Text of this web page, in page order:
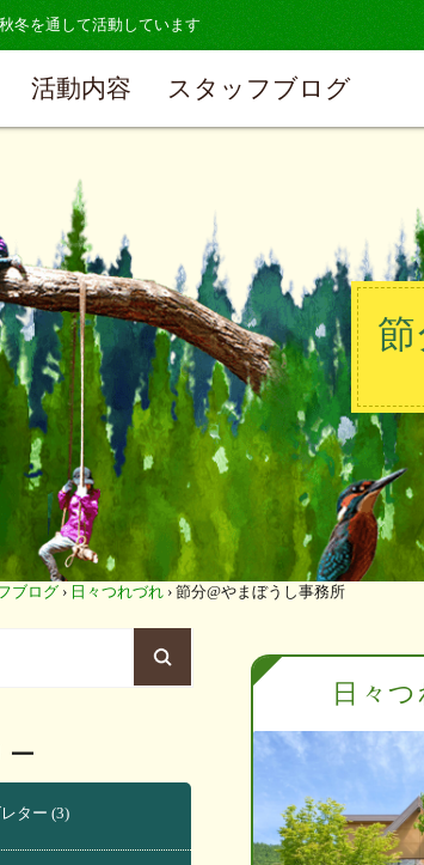
冬を通して活動しています
活動内容 スタッフブログ
ブログ › 日々つれづれ › 節分@やまぼうし事務所
日々
ー
ター (3)